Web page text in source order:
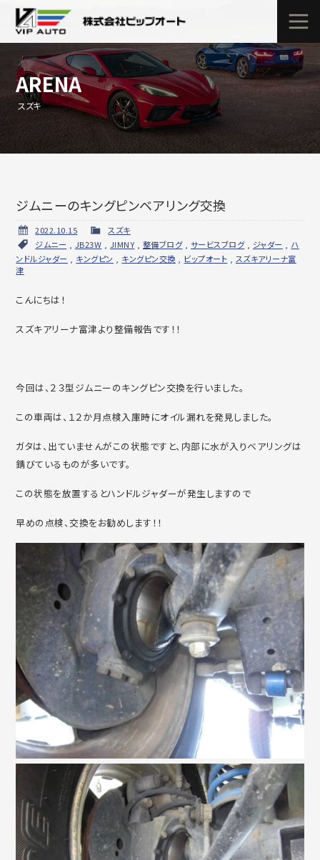
ARENA
スズキ
ジムニーのキングピンベアリング交換
2022.10.15
スズキ
ジムニー
JB23W JIMNY, 整備ブログ, サービスブログ, ジャダー
ハ
ンドルジャダー
キングピン キングピン交換 ビップオート
スズキアリーナ富
津
こんにちは！
スズキアリーナ富津より整備報告です！！
今回は、２３型ジムニーのキングピン交換を行いました。
この車両は、１２か月点検入庫時にオイル漏れを発見しました。
ガタは、出ていませんがこの状態ですと、内部に水が入りベアリングは
錆びているものが多いです。
この状態を放置するとハンドルジャダーが発生しますので
早めの点検、交換をお勧めします！！